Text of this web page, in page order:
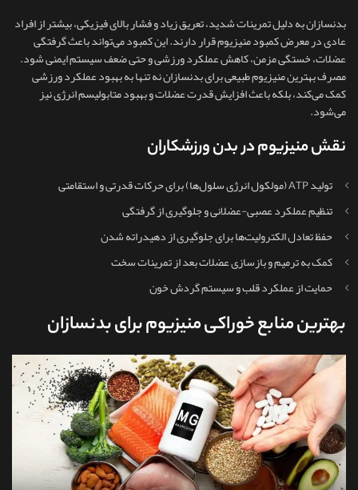
بدنسازان به دلیل تمرینات شدید، تعریق زیاد و فشار بالای فیزیکی، بیشتر از افراد
عادی در معرض کمبود منیزیوم قرار دارند. این کمبود می‌تواند باعث گرفتگی
عضلات، خستگی مزمن، کاهش عملکرد ورزشی و حتی ضعف سیستم ایمنی شود.
مصرف بهترین منیزیوم طبیعی برای بدنسازان نه‌ تنها به بهبود عملکرد ورزشی
کمک می‌کند، بلکه باعث افزایش قدرت عضلات و بهبود متابولیسم انرژی نیز
می‌شود.
نقش منیزیوم در بدن ورزشکاران
تولید ATP (مولکول انرژی سلول‌ها) برای حرکات قدرتی و استقامتی
تنظیم عملکرد عصبی-عضلانی و جلوگیری از گرفتگی
حفظ تعادل الکترولیت‌ها برای جلوگیری از دهیدراته شدن
کمک به ترمیم و بازسازی عضلات بعد از تمرینات سخت
حمایت از عملکرد قلب و سیستم گردش خون
بهترین منابع خوراکی منیزیوم برای بدنسازان